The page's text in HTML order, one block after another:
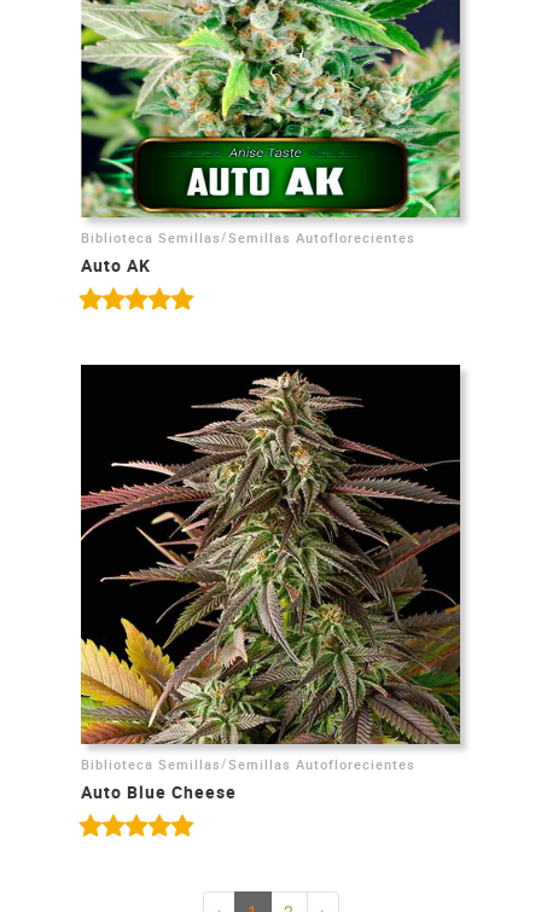
Biblioteca Semillas /Semillas Autoflorecientes
Auto AK
Biblioteca Semillas/Semillas Autoflorecientes
Auto Blue Cheese